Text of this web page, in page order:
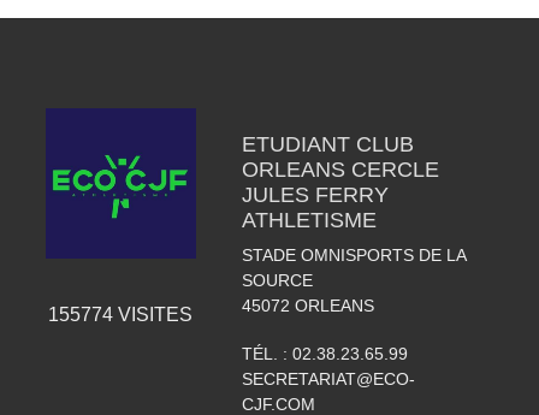
155774 VISITES
ETUDIANT CLUB
ORLEANS CERCLE
JULES FERRY
ATHLETISME
STADE OMNISPORTS DE LA
SOURCE
45072 ORLEANS
TÉL. : 02.38.23.65.99
SECRETARIAT@ECO-
CJF.COM